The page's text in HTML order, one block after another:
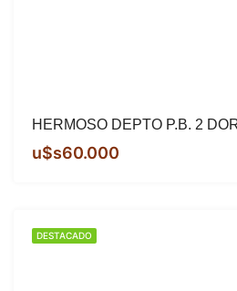
HERMOSO DEPTO P.B. 2
u$s60.000
DESTACADO